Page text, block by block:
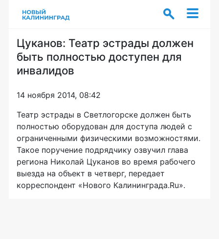
Цуканов: Театр эстрады должен
быть полностью доступен для
инвалидов
14 ноября 2014, 08:42
Театр эстрады в Светлогорске должен быть
полностью оборудован для доступа людей с
ограниченными физическими возможностями.
Такое поручение подрядчику озвучил глава
региона Николай Цуканов во время рабочего
выезда на объект в четверг, передает
корреспондент «Нового Калининграда.Ru».